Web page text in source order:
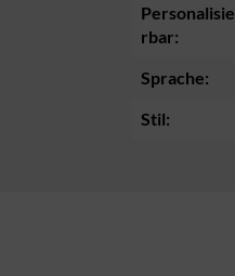
Personalisie
rbar:
Sprache:
Stil: